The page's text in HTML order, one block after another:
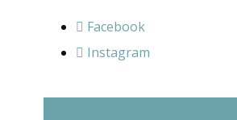
Facebook
Instagram